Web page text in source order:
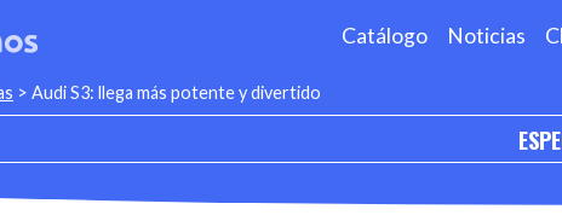
Catálogo Noticias
> Audi S3: llega más potente y divertido